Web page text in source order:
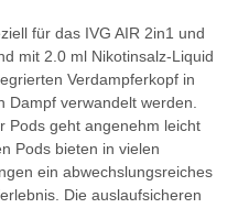
für das IVG AIR 2in1 und
mit 2.0 ml Nikotinsalz-Liquid
Verdampferkopf in
Dampf verwandelt werden.
Pods geht angenehm leicht
Pods bieten in vielen
ein abwechslungsreiches
Die auslaufsicheren